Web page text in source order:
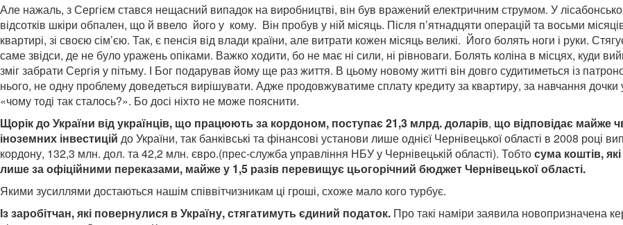
Але нажаль, з Сергієм стався нещасний випадок на виробництві, він був вражений електричним струмом. У
відсотків шкіри обпален, що й ввело його у кому. Він пробув у ній місяць. Після п’ятнадцяти операцій та восьми
квартирі, зі своєю сім’єю. Так, є пенсія від влади країни, але витрати кожен місяць великі. Його болять ноги і руки.
саме звідси, де не було уражень опіками. Важко ходити, бо не має ні сили, ні рівноваги. Болять коліна в місцях, куди
зміг забрати Сергія у пітьму. І Бог подарував йому ще раз життя. В цьому новому житті він довго судитиметься із
нього, не одну проблему доведеться вирішувати. Адже продовжуватиме сплату кредиту за квартиру, за навчання дочки
«чому тоді так сталось?». Бо досі ніхто не може пояснити.
Щорік до України від українців, що працюють за кордоном, поступає 21,3 млрд. доларів, що відповідає майже
іноземних інвестицій до України, так банківські та фінансові установи лише однієї Чернівецької області в 2008
кордону, 132,3 млн. дол. та 42,2 млн. євро.(прес-служба управління НБУ у Чернівецькій області). Тобтосума коштів,
лише за офіційними переказами, майже у 1,5 разів перевищує цьогорічний бюджет Чернівецької області.
Якими зусиллями достаються нашім співвітчизникам ці гроші, схоже мало кого турбує.
Із заробітчан, які повернулися в Україну, стягатимуть єдиний податок. Про такі наміри заявила новопризначена